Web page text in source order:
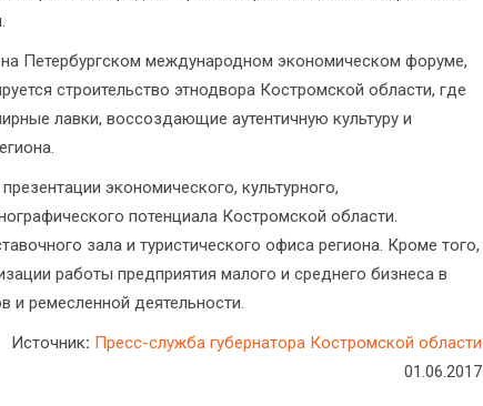
Петербургском международном экономическом форуме,
строительство этнодвора Костромской области, где
лавки, воссоздающие аутентичную культуру и
экономического, культурного,
потенциала Костромской области.
зала и туристического офиса региона. Кроме того,
работы предприятия малого и среднего бизнеса в
ремесленной деятельности.
Источник: Пресс-служба губернатора Костромской области
01.06.2017